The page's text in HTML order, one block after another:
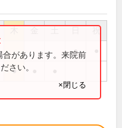
祝
●
●
があります。来院前
さい。
×閉じる